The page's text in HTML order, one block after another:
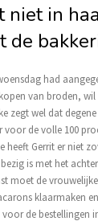
niet in
de
had
van broden, wil
zegt wel dat
voor de volle 100
heeft Gerrit er niet
is met het
moet de
klaarmaken
de bestellingen